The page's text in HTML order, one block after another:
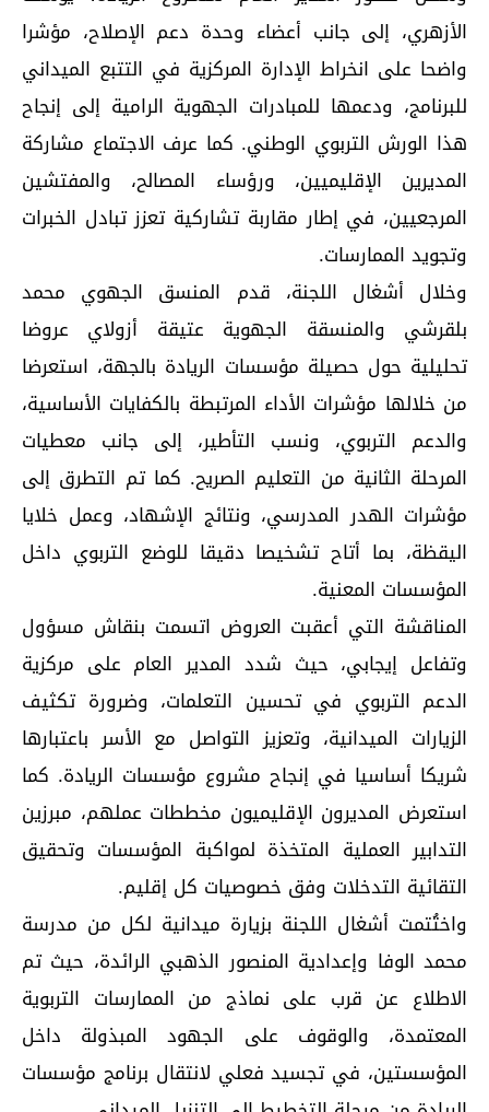
الأزهري، إلى جانب أعضاء وحدة دعم الإصلاح، مؤشرا
واضحا على انخراط الإدارة المركزية في التتبع الميداني
للبرنامج، ودعمها للمبادرات الجهوية الرامية إلى إنجاح
هذا الورش التربوي الوطني. كما عرف الاجتماع مشاركة
المديرين الإقليميين، ورؤساء المصالح، والمفتشين
المرجعيين، في إطار مقاربة تشاركية تعزز تبادل الخبرات
وتجويد الممارسات.
وخلال أشغال اللجنة، قدم المنسق الجهوي محمد
بلقرشي والمنسقة الجهوية عتيقة أزولاي عروضا
تحليلية حول حصيلة مؤسسات الريادة بالجهة، استعرضا
من خلالها مؤشرات الأداء المرتبطة بالكفايات الأساسية،
والدعم التربوي، ونسب التأطير، إلى جانب معطيات
المرحلة الثانية من التعليم الصريح. كما تم التطرق إلى
مؤشرات الهدر المدرسي، ونتائج الإشهاد، وعمل خلايا
اليقظة، بما أتاح تشخيصا دقيقا للوضع التربوي داخل
المؤسسات المعنية.
المناقشة التي أعقبت العروض اتسمت بنقاش مسؤول
وتفاعل إيجابي، حيث شدد المدير العام على مركزية
الدعم التربوي في تحسين التعلمات، وضرورة تكثيف
الزيارات الميدانية، وتعزيز التواصل مع الأسر باعتبارها
شريكا أساسيا في إنجاح مشروع مؤسسات الريادة. كما
استعرض المديرون الإقليميون مخططات عملهم، مبرزين
التدابير العملية المتخذة لمواكبة المؤسسات وتحقيق
التقائية التدخلات وفق خصوصيات كل إقليم.
واختُتمت أشغال اللجنة بزيارة ميدانية لكل من مدرسة
محمد الوفا وإعدادية المنصور الذهبي الرائدة، حيث تم
الاطلاع عن قرب على نماذج من الممارسات التربوية
المعتمدة، والوقوف على الجهود المبذولة داخل
المؤسستين، في تجسيد فعلي لانتقال برنامج مؤسسات